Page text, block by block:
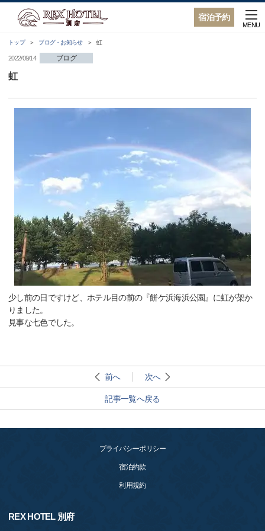
宿泊予約
MENU
トップ ブログ・お知らせ 虹
2022/09/14 ブログ
虹
少し前の日ですけど、ホテル目の前の『餅ケ浜海浜公園』に虹が架か
りました。
見事な七色でした。
前へ 次へ
記事一覧へ戻る
プライバシーポリシー
宿泊約款
利用規約
REX HOTEL 別府